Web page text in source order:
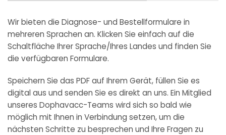
Wir bieten die Diagnose- und Bestellformulare in
mehreren Sprachen an. Klicken Sie einfach auf die
Schaltfläche Ihrer Sprache/Ihres Landes und finden Sie
die verfügbaren Formulare.
Speichern Sie das PDF auf Ihrem Gerät, füllen Sie es
digital aus und senden Sie es direkt an uns. Ein Mitglied
unseres Dophavacc-Teams wird sich so bald wie
möglich mit Ihnen in Verbindung setzen, um die
nächsten Schritte zu besprechen und Ihre Fragen zu